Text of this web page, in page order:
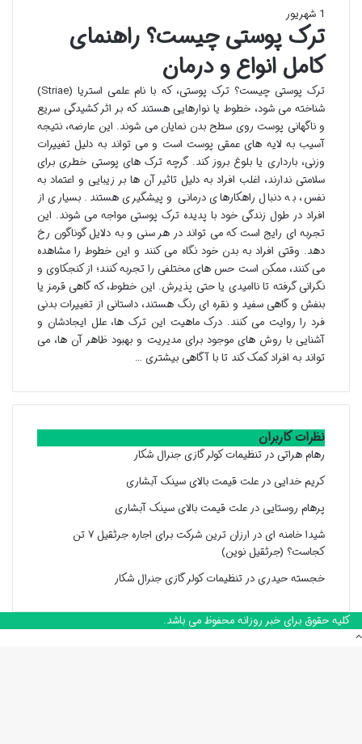
1 شهریور
ترک پوستی چیست؟ راهنمای
کامل انواع و درمان
ترک پوستی چیست؟ ترک پوستی، که با نام علمی استریا (Striae)
شناخته می شود، خطوط یا نوارهایی هستند که بر اثر کشیدگی سریع
و ناگهانی پوست روی سطح بدن نمایان می شوند. این عارضه، نتیجه
آسیب به لایه های عمقی پوست است و می تواند به دلیل تغییرات
وزنی، بارداری یا بلوغ بروز کند. گرچه ترک های پوستی خطری برای
سلامتی ندارند، اغلب افراد به دلیل تاثیر آن ها بر زیبایی و اعتماد به
نفس، به دنبال راهکارهای درمانی و پیشگیری هستند. بسیاری از
افراد در طول زندگی خود با پدیده ترک پوستی مواجه می شوند. این
تجربه ای رایج است که می تواند در هر سنی و به دلایل گوناگون رخ
دهد. وقتی افراد به بدن خود نگاه می کنند و این خطوط را مشاهده
می کنند، ممکن است حس های مختلفی را تجربه کنند؛ از کنجکاوی و
نگرانی گرفته تا ناامیدی یا حتی پذیرش. این خطوط، که گاهی قرمز یا
بنفش و گاهی سفید و نقره ای رنگ هستند، داستانی از تغییرات بدنی
فرد را روایت می کنند. درک ماهیت این ترک ها، علل ایجادشان و
آشنایی با روش های موجود برای مدیریت و بهبود ظاهر آن ها، می
تواند به افراد کمک کند تا با آگاهی بیشتری …
نظرات کاربران
رهام هراتیدرتنظیمات کولر گازی جنرال شکار
کریم خداییدرعلت قیمت بالای سینک آبشاری
پرهام روستاییدرعلت قیمت بالای سینک آبشاری
شیدا خامنه ایدر
ارزان ترین شرکت برای اجاره جرثقیل ۷ تن
کجاست؟ (جرثقیل نوین)
خجسته حیدریدرتنظیمات کولر گازی جنرال شکار
کلیه حقوق برای خبر روزانه محفوظ می باشد.